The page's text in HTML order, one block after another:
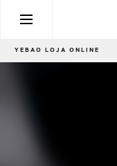
YEBAO LOJA ONLINE